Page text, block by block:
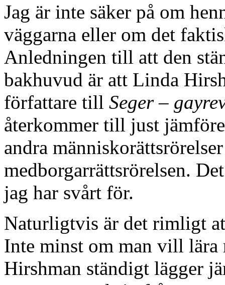
Jag är inte säker på om
väggarna eller om det
Anledningen till att den
bakhuvud är att Linda
författare till Seger –
återkommer till just
andra
medborgarrättsrörelsen.
jag har svårt för.
Naturligtvis är det rimligt
Inte minst om man vill lära
Hirshman ständigt lägger